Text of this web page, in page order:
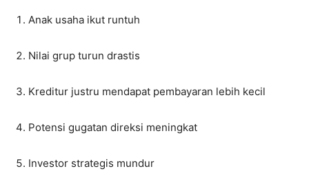
Anak usaha ikut runtuh
Nilai grup turun drastis
Kreditur justru mendapat pembayaran lebih kecil
Potensi gugatan direksi meningkat
Investor strategis mundur